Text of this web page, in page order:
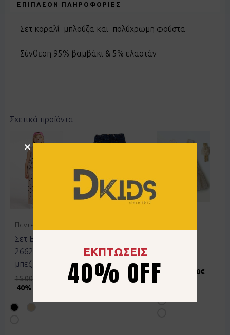
ΕΠΙΠΛΈΟΝ ΠΛΗΡΟΦΟΡΊΕΣ
Σετ κοραλί μπλούζα και πολύχρωμη φούστα
Σύνθεση 95% βαμβάκι & 5% ελαστάν
Σχετικά προϊόντα
Παντελόνια
Σετ EBITA
266273
μπεζ
15.00€
40% OFF
Τζιν ZIPPY
Φόρεμα
9.50€
ΕΚΠΤΩΣΕΙΣ
40% OFF